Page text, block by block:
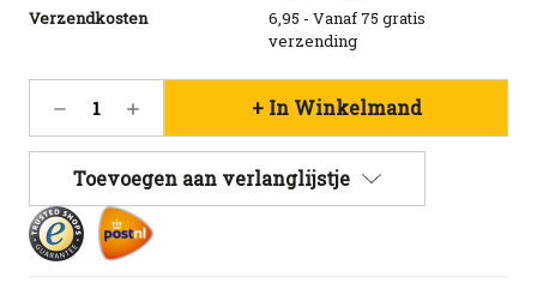
Verzendkosten
6,95 - Vanaf 75 gratis
verzending
voorraad:
31
Hoeveelheid
van
N°1
Bio
Original
Geschenkverpakking
Hoeveelheid
van
N°1
Bio
Original
Geschenkverpakking
Toevoegen aan verlanglijstje